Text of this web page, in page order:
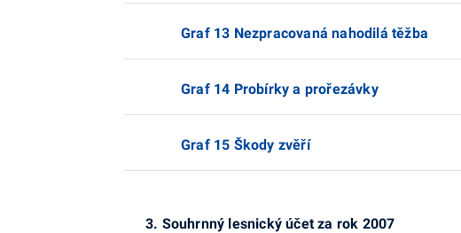
Graf 13 Nezpracovaná nahodilá těžba
Graf 14 Probírky a prořezávky
Graf 15 Škody zvěří
3. Souhrnný lesnický účet za rok 2007